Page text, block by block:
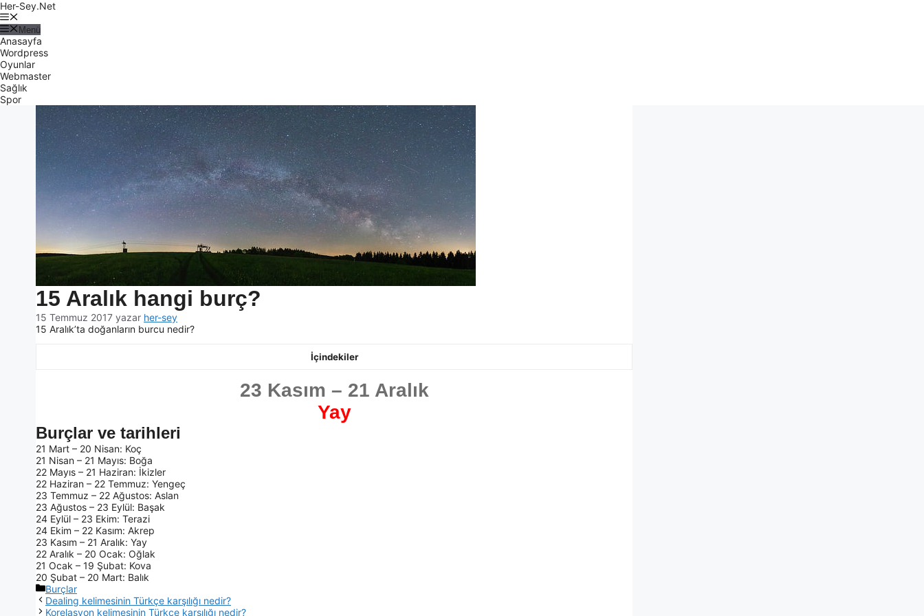
Her-Sey.Net
Menü
Anasayfa
Wordpress
Oyunlar
Webmaster
Sağlık
Spor
15 Aralık hangi burç?
15 Temmuz 2017 yazar her-sey
15 Aralık’ta doğanların burcu nedir?
İçindekiler
23 Kasım – 21 Aralık
Yay
Burçlar ve tarihleri
21 Mart – 20 Nisan: Koç
21 Nisan – 21 Mayıs: Boğa
22 Mayıs – 21 Haziran: İkizler
22 Haziran – 22 Temmuz: Yengeç
23 Temmuz – 22 Ağustos: Aslan
23 Ağustos – 23 Eylül: Başak
24 Eylül – 23 Ekim: Terazi
24 Ekim – 22 Kasım: Akrep
23 Kasım – 21 Aralık: Yay
22 Aralık – 20 Ocak: Oğlak
21 Ocak – 19 Şubat: Kova
20 Şubat – 20 Mart: Balık
Burçlar
Dealing kelimesinin Türkçe karşılığı nedir?
Korelasyon kelimesinin Türkçe karşılığı nedir?